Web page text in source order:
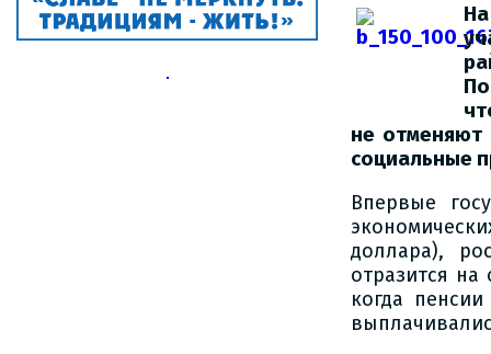
не отменяют
социальные
Впервые
доллара),
отразится
когда